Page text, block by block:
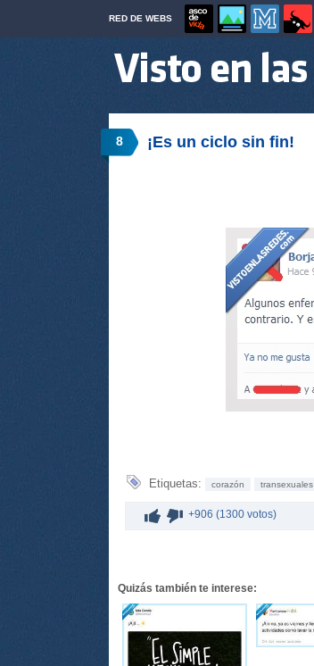
RED DE WEBS
8 ¡Es un ciclo sin fin!
Etiquetas: corazón transexuales
+906 (1300 votos)
Quizás también te interese: